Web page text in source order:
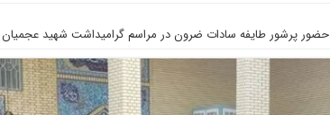
حضور پرشور طایفه سادات ضرون در مراسم گرامیداشت شهید عجمیان